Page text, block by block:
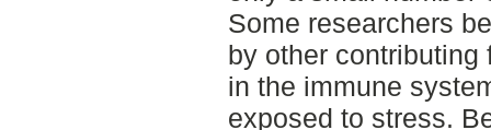
Some researchers
by other
in the immune
exposed to stress.